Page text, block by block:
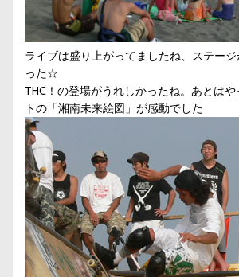
ライブは盛り上がってましたね、ステー
った☆
THC！の登場がうれしかったね。あとは
トの「湘南未来絵図」が感動でした